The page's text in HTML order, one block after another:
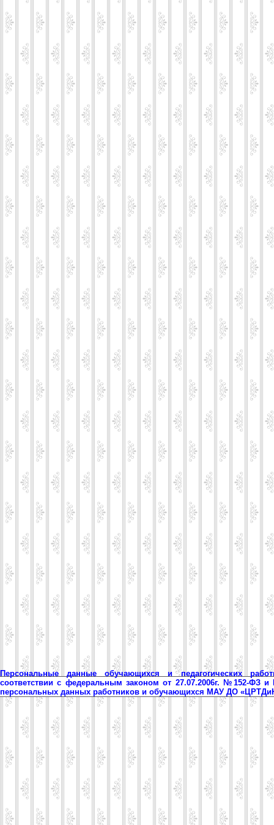
Персональные данные обучающихся и педагогических
соответствии с федеральным законом от 27.07.2006г. №152-ФЗ
персональных данных работников и обучающихся МАУ ДО